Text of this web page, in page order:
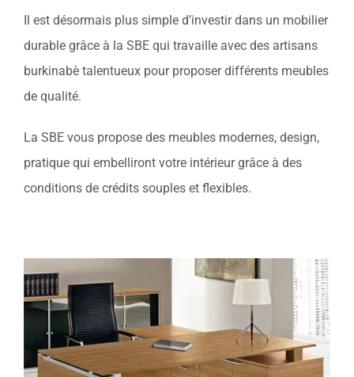
Il est désormais plus simple d’investir dans un mobilier
durable grâce à la SBE qui travaille avec des artisans
burkinabè talentueux pour proposer différents meubles
de qualité.
La SBE vous propose des meubles modernes, design,
pratique qui embelliront votre intérieur grâce à des
conditions de crédits souples et flexibles.